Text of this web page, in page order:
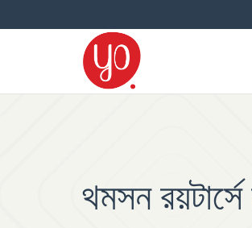
থমসন রয়টার্সে